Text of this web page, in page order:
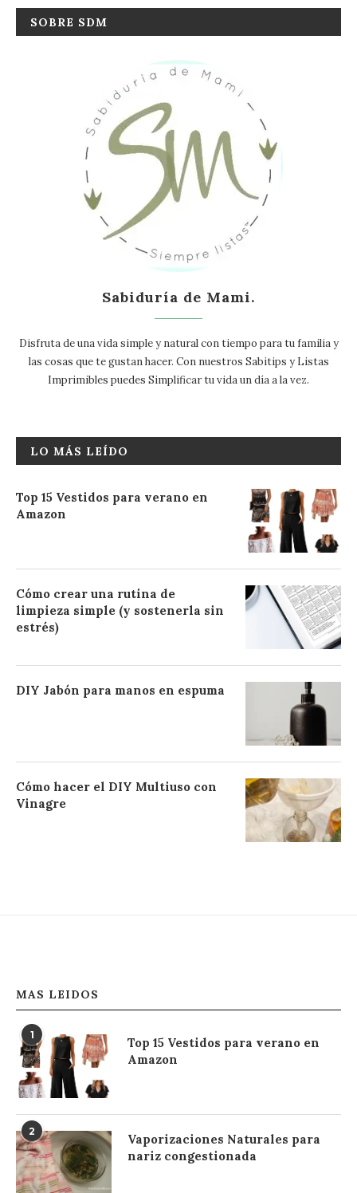
SOBRE SDM
Sabiduría de Mami.
Disfruta de una vida simple y natural con tiempo para tu familia y
las cosas que te gustan hacer. Con nuestros Sabitips y Listas
Imprimibles puedes Simplificar tu vida un día a la vez.
LO MÁS LEÍDO
Top 15 Vestidos para verano en
Amazon
Cómo crear una rutina de
limpieza simple (y sostenerla sin
estrés)
DIY Jabón para manos en espuma
Cómo hacer el DIY Multiuso con
Vinagre
MAS LEIDOS
1
Top 15 Vestidos para verano en
Amazon
2
Vaporizaciones Naturales para
nariz congestionada